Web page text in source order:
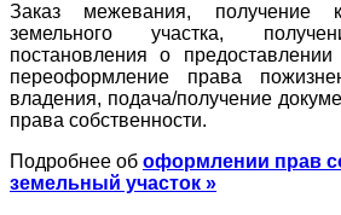
Заказ межевания, получение
земельного участка,
постановления о предоставлении
переоформление права
владения, подача/получение
права собственности.
Подробнее об оформлении прав
земельный участок »